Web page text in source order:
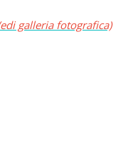
galleria fotografica)